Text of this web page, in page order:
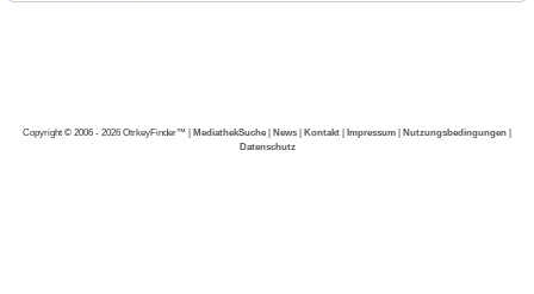
Copyright © 2006 - 2026 OtrkeyFinder™ | MediathekSuche | News | Kontakt | Impressum | Nutzungsbedingungen |
Datenschutz